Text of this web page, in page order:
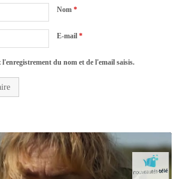
Nom*
E-mail*
du nom et de l'email saisis.